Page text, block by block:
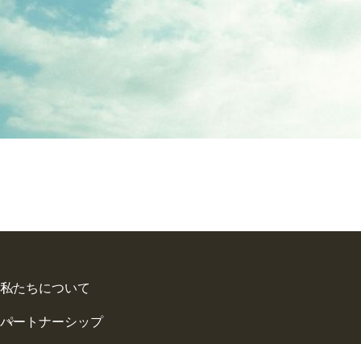
私たちについて
パートナーシップ